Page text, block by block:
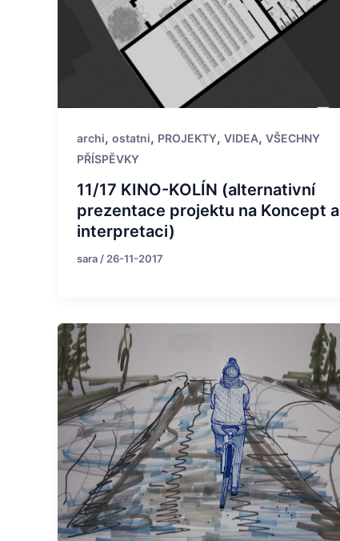
archi, ostatni, PROJEKTY, VIDEA, VŠECHNY
PŘÍSPĚVKY
11/17 KINO-KOLÍN (alternativní
prezentace projektu na Koncept a
interpretaci)
sara / 26-11-2017